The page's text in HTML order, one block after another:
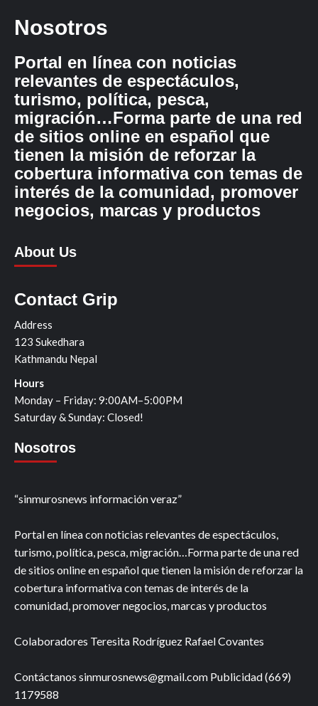
Nosotros
Portal en línea con noticias
relevantes de espectáculos,
turismo, política, pesca,
migración…Forma parte de una red
de sitios online en español que
tienen la misión de reforzar la
cobertura informativa con temas de
interés de la comunidad, promover
negocios, marcas y productos
About Us
Contact Grip
Address
123 Sukedhara
Kathmandu Nepal
Hours
Monday – Friday: 9:00AM–5:00PM
Saturday & Sunday: Closed!
Nosotros
“sinmurosnews información veraz”
Portal en línea con noticias relevantes de espectáculos,
turismo, política, pesca, migración…Forma parte de una red
de sitios online en español que tienen la misión de reforzar la
cobertura informativa con temas de interés de la
comunidad, promover negocios, marcas y productos
Colaboradores Teresita Rodríguez Rafael Covantes
Contáctanos sinmurosnews@gmail.com Publicidad (669)
1179588